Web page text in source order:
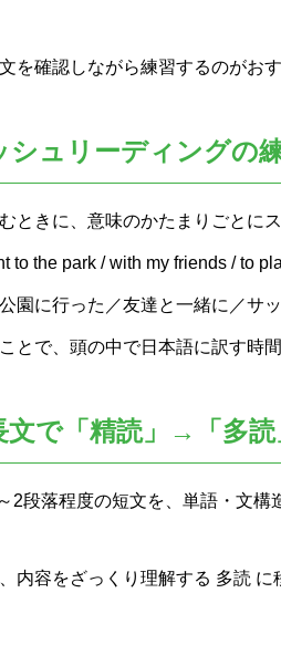
を確認しながら練習するのがおす
シュリーディングの
ときに、意味のかたまりごとに
to the park / with my friends / to
園に行った／友達と一緒に／サッ
とで、頭の中で日本語に訳す時
文で「精読」→「多読
2段落程度の短文を、単語・文構
内容をざっくり理解する 多読 に